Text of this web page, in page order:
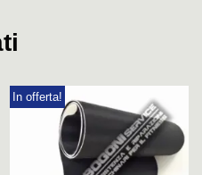
In offerta!